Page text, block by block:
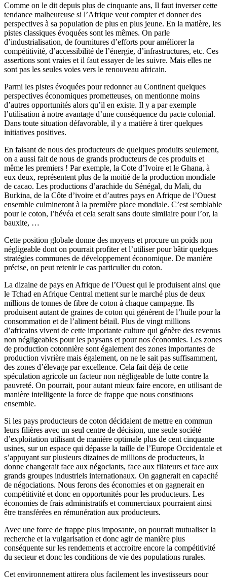
Comme on le dit depuis plus de cinquante ans, Il faut inverser cette
tendance malheureuse si l’Afrique veut compter et donner des
perspectives à sa population de plus en plus jeune. En la matière, les
pistes classiques évoquées sont les mêmes. On parle
d’industrialisation, de fournitures d’efforts pour améliorer la
compétitivité, d’accessibilité de l’énergie, d’infrastructures, etc. Ces
assertions sont vraies et il faut essayer de les suivre. Mais elles ne
sont pas les seules voies vers le renouveau africain.
Parmi les pistes évoquées pour redonner au Continent quelques
perspectives économiques prometteuses, on mentionne moins
d’autres opportunités alors qu’il en existe. Il y a par exemple
l’utilisation à notre avantage d’une conséquence du pacte colonial.
Dans toute situation défavorable, il y a matière à tirer quelques
initiatives positives.
En faisant de nous des producteurs de quelques produits seulement,
on a aussi fait de nous de grands producteurs de ces produits et
même les premiers ! Par exemple, la Cote d’Ivoire et le Ghana, à
eux deux, représentent plus de la moitié de la production mondiale
de cacao. Les productions d’arachide du Sénégal, du Mali, du
Burkina, de la Côte d’ivoire et d’autres pays en Afrique de l’Ouest
ensemble culmineront à la première place mondiale. C’est semblable
pour le coton, l’hévéa et cela serait sans doute similaire pour l’or, la
bauxite, …
Cette position globale donne des moyens et procure un poids non
négligeable dont on pourrait profiter et l’utiliser pour bâtir quelques
stratégies communes de développement économique. De manière
précise, on peut retenir le cas particulier du coton.
La dizaine de pays en Afrique de l’Ouest qui le produisent ainsi que
le Tchad en Afrique Central mettent sur le marché plus de deux
millions de tonnes de fibre de coton à chaque campagne. Ils
produisent autant de graines de coton qui génèrent de l’huile pour la
consommation et de l’aliment bétail. Plus de vingt millions
d’africains vivent de cette importante culture qui génère des revenus
non négligeables pour les paysans et pour nos économies. Les zones
de production cotonnière sont également des zones importantes de
production vivrière mais également, on ne le sait pas suffisamment,
des zones d’élevage par excellence. Cela fait déjà de cette
spéculation agricole un facteur non négligeable de lutte contre la
pauvreté. On pourrait, pour autant mieux faire encore, en utilisant de
manière intelligente la force de frappe que nous constituons
ensemble.
Si les pays producteurs de coton décidaient de mettre en commun
leurs filières avec un seul centre de décision, une seule société
d’exploitation utilisant de manière optimale plus de cent cinquante
usines, sur un espace qui dépasse la taille de l’Europe Occidentale et
s’appuyant sur plusieurs dizaines de millions de producteurs, la
donne changerait face aux négociants, face aux filateurs et face aux
grands groupes industriels internationaux. On gagnerait en capacité
de négociations. Nous ferons des économies et on gagnerait en
compétitivité et donc en opportunités pour les producteurs. Les
économies de frais administratifs et commerciaux pourraient ainsi
être transférées en rémunération aux producteurs.
Avec une force de frappe plus imposante, on pourrait mutualiser la
recherche et la vulgarisation et donc agir de manière plus
conséquente sur les rendements et accroitre encore la compétitivité
du secteur et donc les conditions de vie des populations rurales.
Cet environnement attirera plus facilement les investisseurs pour